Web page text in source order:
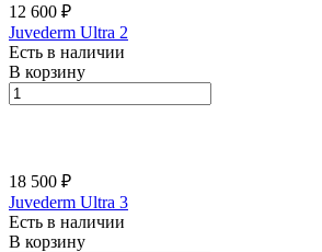
12 600 ₽
Juvederm Ultra 2
Есть в наличии
В корзину
18 500 ₽
Juvederm Ultra 3
Есть в наличии
В корзину